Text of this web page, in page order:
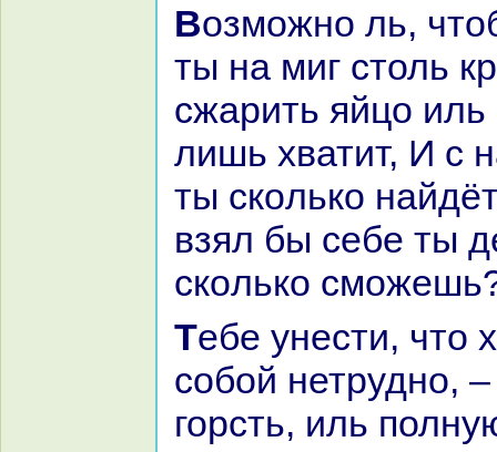
Возможно ль, чтоб к нaм пришёл
ты нa миг столь
сжарить яйцо иль
лишь хватит, И с
ты скoлькo
взял бы себе ты
скoлькo
Тебе унести, что хочешь, с
собой нетрудно,
горсть, иль